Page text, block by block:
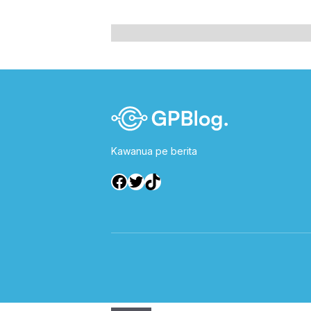
Kawanua pe berita
Facebook
Twitter
TikTok